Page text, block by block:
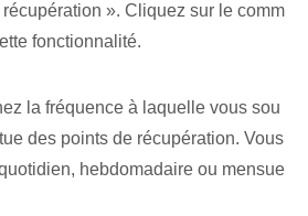
». Cliquez sur le comm
fonctionnalité.
la fréquence à laquelle vous sou
des points de récupération. Vous
hebdomadaire ou mensue